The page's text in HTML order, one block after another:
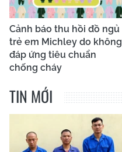
Cảnh báo thu hồi đồ ngủ
trẻ em Michley do không
đáp ứng tiêu chuẩn
chống cháy
TIN MỚI